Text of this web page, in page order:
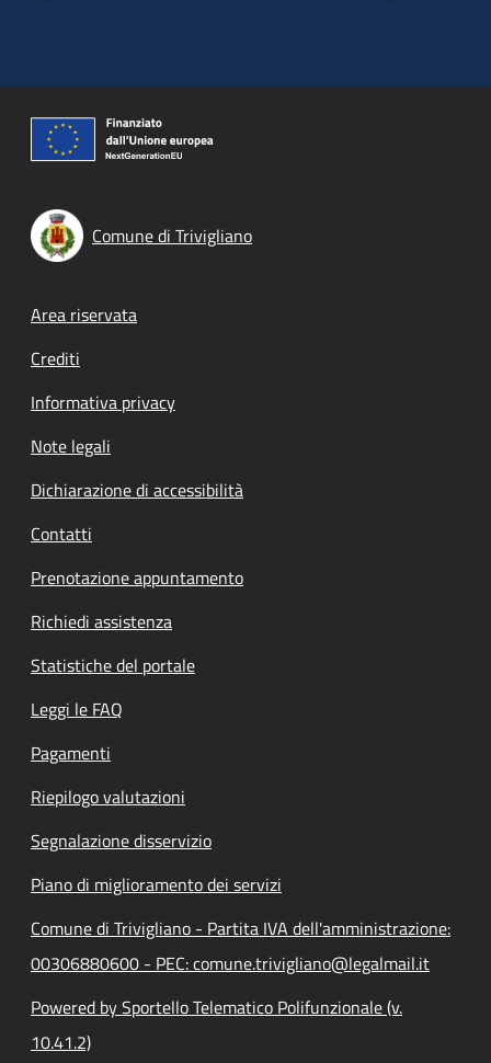
Comune di Trivigliano
Footer menu
Area riservata
Crediti
Informativa privacy
Note legali
Dichiarazione di accessibilità
Contatti
Prenotazione appuntamento
Richiedi assistenza
Statistiche del portale
Leggi le FAQ
Pagamenti
Riepilogo valutazioni
Segnalazione disservizio
Piano di miglioramento dei servizi
Comune di Trivigliano - Partita IVA dell'amministrazione:
00306880600 - PEC: comune.trivigliano@legalmail.it
Powered by Sportello Telematico Polifunzionale (v.
10.41.2)